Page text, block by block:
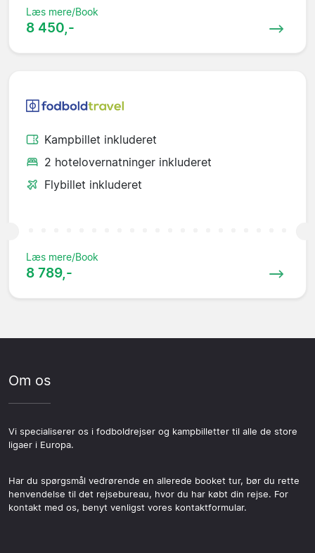
Læs mere/Book
8 450,-
Kampbillet inkluderet
2 hotelovernatninger inkluderet
Flybillet inkluderet
Læs mere/Book
8 789,-
Om os
Vi specialiserer os i fodboldrejser og kampbilletter til alle de store
ligaer i Europa.
Har du spørgsmål vedrørende en allerede booket tur, bør du rette
henvendelse til det rejsebureau, hvor du har købt din rejse. For
kontakt med os, benyt venligst vores kontaktformular.